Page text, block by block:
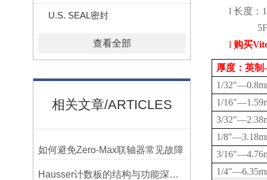
U.S. SEAL密封
查看全部
相关文章/ARTICLES
如何避免Zero-Max联轴器常见故障
Hausser计数板的结构与功能深度解析
l 长度：
l 购买
厚度：英
1/32"—
1/16"—
3/32"—
1/8"—
3/16"—
1/4"—